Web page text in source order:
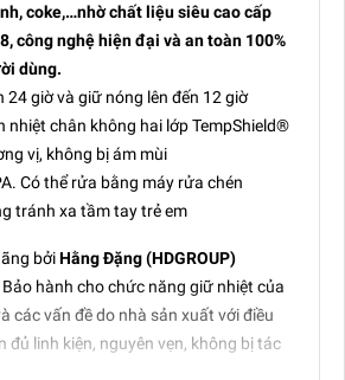
coke,…nhờ chất liệu siêu cao cấp
công nghệ hiện đại và an toàn 100%
dùng.
24 giờ và giữ nóng lên đến 12 giờ
nhiệt chân không hai lớp TempShield®️
vị, không bị ám mùi
Có thể rửa bằng máy rửa chén
tránh xa tầm tay trẻ em
bởiHằng Đặng (HDGROUP)
Bảo hành cho chức năng giữ nhiệt của
các vấn đề do nhà sản xuất với điều
đủ linh kiện, nguyên vẹn, không bị tác